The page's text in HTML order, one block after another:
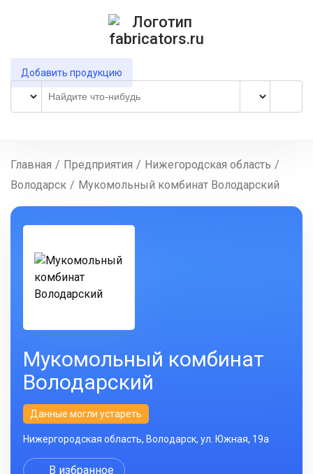
Добавить продукцию
Главная / Предприятия / Нижегородская область /
Володарск / Мукомольный комбинат Володарский
Мукомольный комбинат
Володарский
Данные могли устареть
Нижергородская область, Володарск, ул. Южная, 19а
В избранное